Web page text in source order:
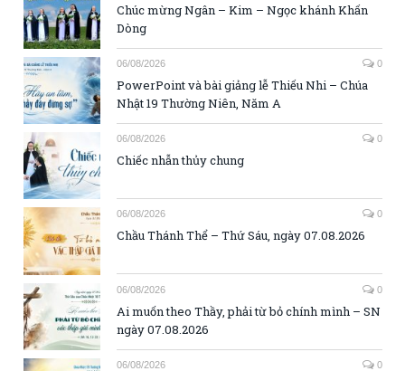
Chúc mừng Ngân – Kim – Ngọc khánh Khấn
Dòng
06/08/2026 0
PowerPoint và bài giảng lễ Thiếu Nhi – Chúa
Nhật 19 Thường Niên, Năm A
06/08/2026 0
Chiếc nhẫn thủy chung
06/08/2026 0
Chầu Thánh Thể – Thứ Sáu, ngày 07.08.2026
06/08/2026 0
Ai muốn theo Thầy, phải từ bỏ chính mình – SN
ngày 07.08.2026
06/08/2026 0